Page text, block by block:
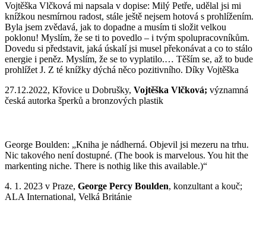
Vojtěška Vlčková mi napsala v dopise: Milý Petře, udělal jsi mi
knížkou nesmírnou radost, stále ještě nejsem hotová s prohlížením.
Byla jsem zvědavá, jak to dopadne a musím ti složit velkou
poklonu! Myslím, že se ti to povedlo – i tvým spolupracovníkům.
Dovedu si představit, jaká úskalí jsi musel překonávat a co to stálo
energie i peněz. Myslím, že se to vyplatilo.… Těším se, až to bude
prohlížet J. Z té knížky dýchá něco pozitivního. Díky Vojtěška
27.12.2022, Křovice u Dobrušky, Vojtěška Vlčková; významná
česká autorka šperků a bronzových plastik
George Boulden: „Kniha je nádherná. Objevil jsi mezeru na trhu.
Nic takového není dostupné. (The book is marvelous. You hit the
markenting niche. There is nothig like this available.)“
4. 1. 2023 v Praze, George Percy Boulden, konzultant a kouč;
ALA International, Velká Británie